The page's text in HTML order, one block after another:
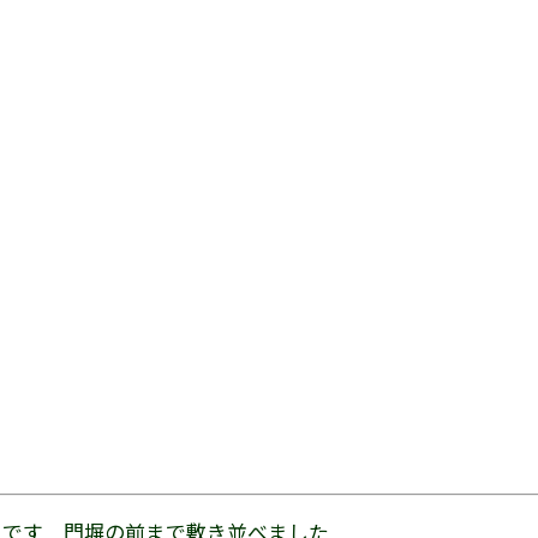
す 門塀の前まで敷き並べました